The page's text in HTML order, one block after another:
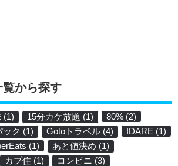
から探す
(1) 15分カケ放題 (1) 80% (2)
ック (1) Gotoトラベル (4) IDARE (1)
(1) あと値決め (1)
カプ住 (1) コンビニ (3)